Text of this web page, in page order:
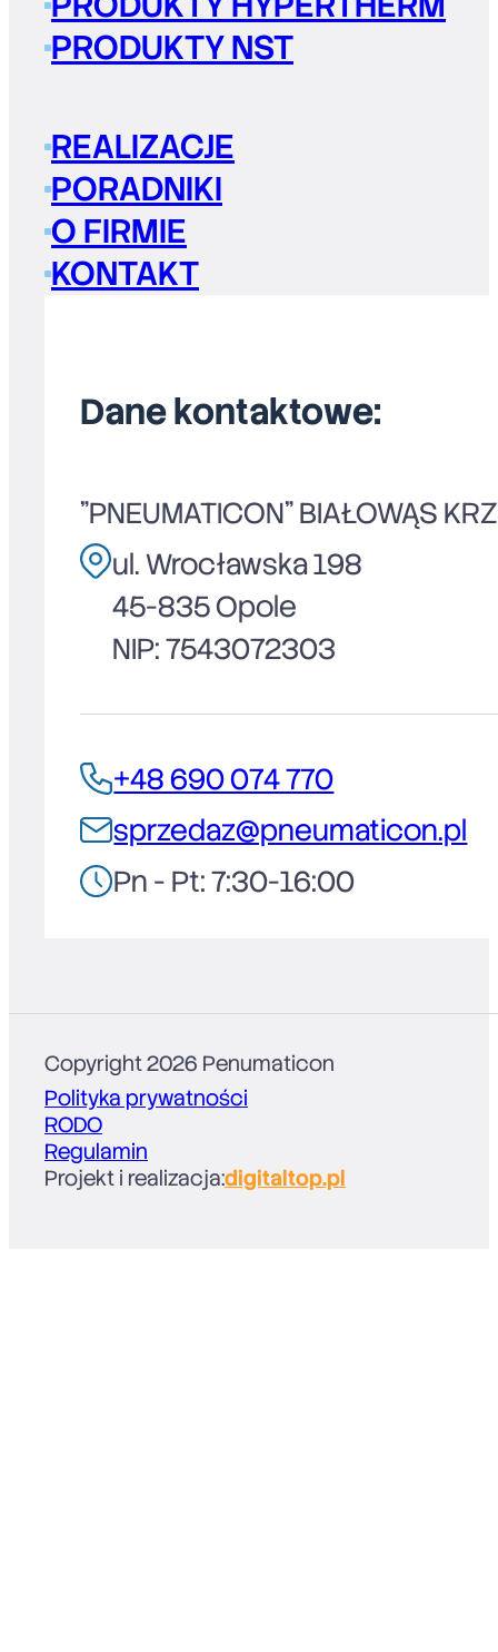
PRODUKTY NST
REALIZACJE
PORADNIKI
O FIRMIE
KONTAKT
Dane kontaktowe:
"PNEUMATICON" BIAŁOWĄS
ul. Wrocławska 198
45-835 Opole
NIP: 7543072303
+48 690 074 770
sprzedaz@pneumaticon.pl
Pn - Pt: 7:30-16:00
Copyright 2026 Penumaticon
Polityka prywatności
RODO
Regulamin
Projekt i realizacja:digitaltop.pl